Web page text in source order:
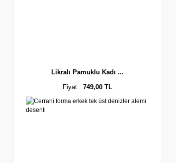
Likralı Pamuklu Kadı ...
Fiyat :749,00 TL